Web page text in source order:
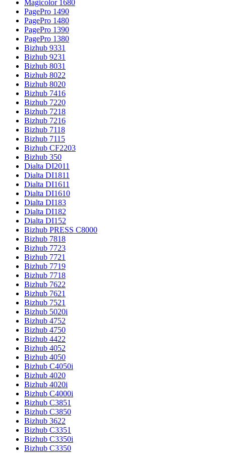
Magicolor 1680
PagePro 1490
PagePro 1480
PagePro 1390
PagePro 1380
Bizhub 9331
Bizhub 9231
Bizhub 8031
Bizhub 8022
Bizhub 8020
Bizhub 7416
Bizhub 7220
Bizhub 7218
Bizhub 7216
Bizhub 7118
Bizhub 7115
Bizhub CF2203
Bizhub 350
Dialta DI2011
Dialta DI1811
Dialta DI1611
Dialta DI1610
Dialta DI183
Dialta DI182
Dialta DI152
Bizhub PRESS C8000
Bizhub 7818
Bizhub 7723
Bizhub 7721
Bizhub 7719
Bizhub 7718
Bizhub 7622
Bizhub 7621
Bizhub 7521
Bizhub 5020i
Bizhub 4752
Bizhub 4750
Bizhub 4422
Bizhub 4052
Bizhub 4050
Bizhub C4050i
Bizhub 4020
Bizhub 4020i
Bizhub C4000i
Bizhub C3851
Bizhub C3850
Bizhub 3622
Bizhub C3351
Bizhub C3350i
Bizhub C3350